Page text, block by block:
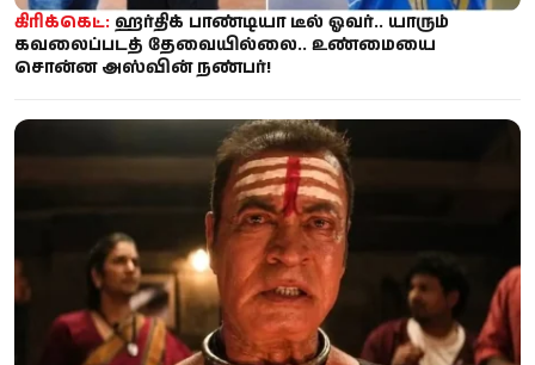
கிரிக்கெட்: ஹர்திக் பாண்டியா டீல் ஓவர்.. யாரும்
கவலைப்படத் தேவையில்லை.. உண்மையை
சொன்ன அஸ்வின் நண்பர்!